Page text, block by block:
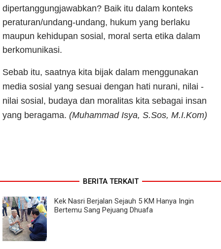
dipertanggungjawabkan? Baik itu dalam konteks
peraturan/undang-undang, hukum yang berlaku
maupun kehidupan sosial, moral serta etika dalam
berkomunikasi.
Sebab itu, saatnya kita bijak dalam menggunakan
media sosial yang sesuai dengan hati nurani, nilai -
nilai sosial, budaya dan moralitas kita sebagai insan
yang beragama. (Muhammad Isya, S.Sos, M.I.Kom)
BERITA TERKAIT
Kek Nasri Berjalan Sejauh 5 KM Hanya Ingin
Bertemu Sang Pejuang Dhuafa